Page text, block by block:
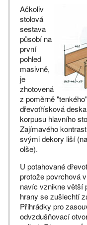
Ačkoliv
stolová
sestava
působí na
první
pohled
masivně,
je
zhotovená
z poměrně
dřevotřísková
korpusu hlavního
Zajímavého
svými dekory liší
olše).
U potahované
protože povrchová
navíc vznikne větší
hrany se zušlechtí
Přihrádky pro
odvzdušňovací